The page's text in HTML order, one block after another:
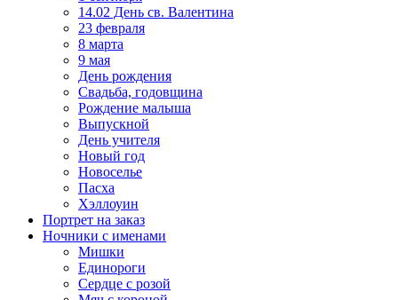
14.02 День св. Валентина
23 февраля
8 марта
9 мая
День рождения
Свадьба, годовщина
Рождение малыша
Выпускной
День учителя
Новый год
Новоселье
Пасха
Хэллоуин
Портрет на заказ
Ночники с именами
Мишки
Единороги
Сердце с розой